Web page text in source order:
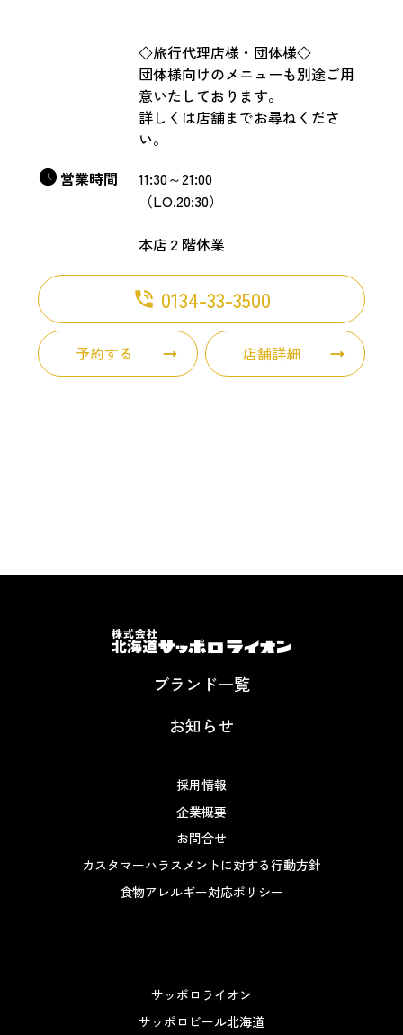
◇旅行代理店様・団体様◇
団体様向けのメニューも別途ご用
意いたしております。
詳しくは店舗までお尋ねくださ
い。
営業時間
11:30～21:00
（LO.20:30）
本店２階休業
phone_in_talk 0134-33-3500
予約する 店舗詳細
ブランド一覧
お知らせ
採用情報
企業概要
お問合せ
カスタマーハラスメントに対する行動方針
食物アレルギー対応ポリシー
サッポロライオン
サッポロビール北海道